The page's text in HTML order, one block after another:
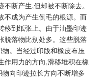
断产生,但却被不断除去。
不成为产生倒毛的根源。而
移到纸张上。由于油墨印迹
脱落物比别处多。这些脱落
。当经过印版和橡皮布压
作用力的方向,滑移堆积在橡
向印迹拉长方向不断增多